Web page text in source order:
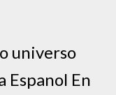
universo
Espanol En